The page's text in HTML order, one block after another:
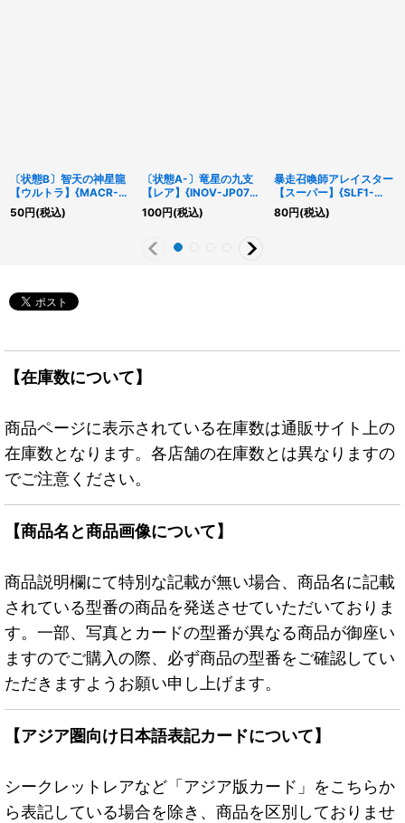
〔状態B〕智天の神星龍
【ウルトラ】{MACR-
JP030}《モンスター》
50円(税込)
〔状態A-〕竜星の九支
【レア】{INOV-JP077}
《罠》
100円(税込)
暴走召喚師アレイスター
【スーパー】{SLF1-
JP030}《リンク》
80円(税込)
【在庫数について】
商品ページに表示されている在庫数は通販サイト上の
在庫数となります。各店舗の在庫数とは異なりますの
でご注意ください。
【商品名と商品画像について】
商品説明欄にて特別な記載が無い場合、商品名に記載
されている型番の商品を発送させていただいておりま
す。一部、写真とカードの型番が異なる商品が御座い
ますのでご購入の際、必ず商品の型番をご確認してい
ただきますようお願い申し上げます。
【アジア圏向け日本語表記カードについて】
シークレットレアなど「アジア版カード」をこちらか
ら表記している場合を除き、商品を区別しておりませ